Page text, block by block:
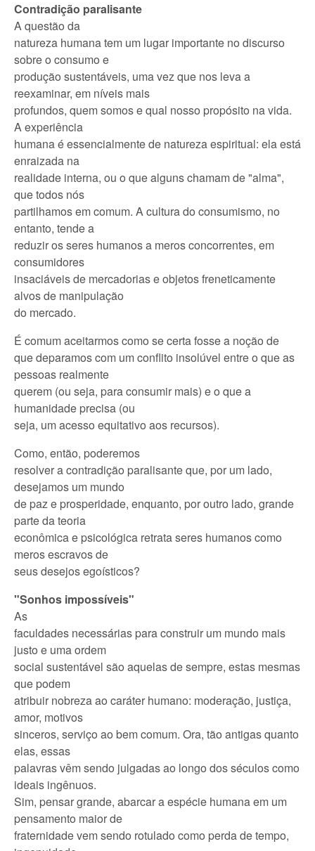
Contradição paralisante
A questão da
natureza humana tem um lugar importante no discurso
sobre o consumo e
produção sustentáveis, uma vez que nos leva a
reexaminar, em níveis mais
profundos, quem somos e qual nosso propósito na vida.
A experiência
humana é essencialmente de natureza espiritual: ela está
enraizada na
realidade interna, ou o que alguns chamam de "alma",
que todos nós
partilhamos em comum. A cultura do consumismo, no
entanto, tende a
reduzir os seres humanos a meros concorrentes, em
consumidores
insaciáveis de mercadorias e objetos freneticamente
alvos de manipulação
do mercado.
É comum aceitarmos como se certa fosse a noção de
que deparamos com um conflito insolúvel entre o que as
pessoas realmente
querem (ou seja, para consumir mais) e o que a
humanidade precisa (ou
seja, um acesso equitativo aos recursos).
Como, então, poderemos
resolver a contradição paralisante que, por um lado,
desejamos um mundo
de paz e prosperidade, enquanto, por outro lado, grande
parte da teoria
econômica e psicológica retrata seres humanos como
meros escravos de
seus desejos egoísticos?
"Sonhos impossíveis"
As
faculdades necessárias para construir um mundo mais
justo e uma ordem
social sustentável são aquelas de sempre, estas mesmas
que podem
atribuir nobreza ao caráter humano: moderação, justiça,
amor, motivos
sinceros, serviço ao bem comum. Ora, tão antigas quanto
elas, essas
palavras vêm sendo julgadas ao longo dos séculos como
ideais ingênuos.
Sim, pensar grande, abarcar a espécie humana em um
pensamento maior de
fraternidade vem sendo rotulado como perda de tempo,